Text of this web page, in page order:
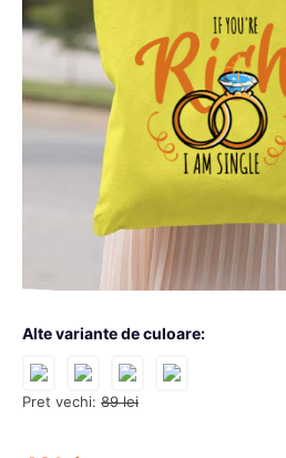
Pret vechi: 89 lei
Alte variante de culoare: